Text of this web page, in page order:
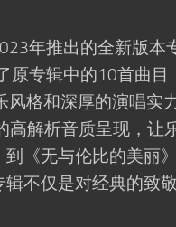
年推出的全新版本
原专辑中的10首曲目
格和深厚的演唱实力
解析音质呈现，让
《无与伦比的美丽》
不仅是对经典的致敬